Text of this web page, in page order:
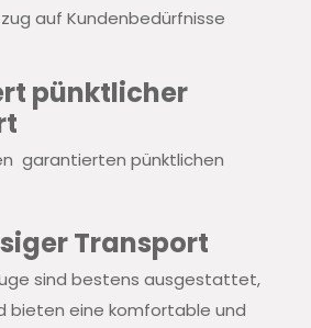
auf Kundenbedürfnisse
pünktlicher
garantierten pünktlichen
Transport
sind bestens ausgestattet,
bieten eine komfortable und